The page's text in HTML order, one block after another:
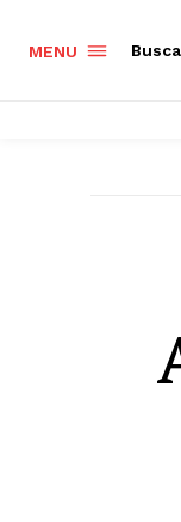
MENU